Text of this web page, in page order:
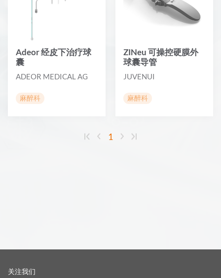
Adeor 经皮下治疗球
囊
ADEOR MEDICAL AG
麻醉科
ZINeu 可操控硬膜外
球囊导管
JUVENUI
麻醉科
1
关注我们